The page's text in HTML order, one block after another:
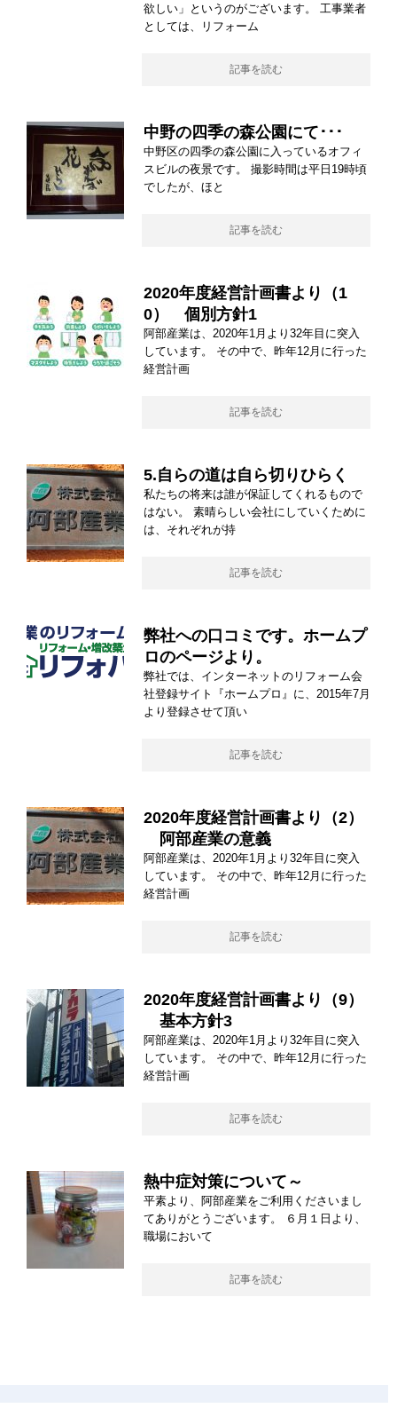
欲しい」というのがございます。 工事業者
としては、リフォーム
記事を読む
中野の四季の森公園にて･･･
中野区の四季の森公園に入っているオフィ
スビルの夜景です。 撮影時間は平日19時頃
でしたが、ほと
記事を読む
2020年度経営計画書より（1
0） 個別方針1
阿部産業は、2020年1月より32年目に突入
しています。 その中で、昨年12月に行った
経営計画
記事を読む
5.自らの道は自ら切りひらく
私たちの将来は誰が保証してくれるもので
はない。 素晴らしい会社にしていくために
は、それぞれが持
記事を読む
弊社への口コミです。ホームプ
ロのページより。
弊社では、インターネットのリフォーム会
社登録サイト『ホームプロ』に、2015年7月
より登録させて頂い
記事を読む
2020年度経営計画書より（2）
阿部産業の意義
阿部産業は、2020年1月より32年目に突入
しています。 その中で、昨年12月に行った
経営計画
記事を読む
2020年度経営計画書より（9）
基本方針3
阿部産業は、2020年1月より32年目に突入
しています。 その中で、昨年12月に行った
経営計画
記事を読む
熱中症対策について～
平素より、阿部産業をご利用くださいまし
てありがとうございます。 ６月１日より、
職場において
記事を読む